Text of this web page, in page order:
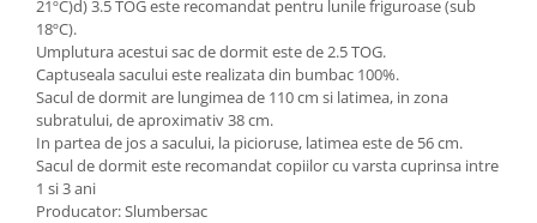
21ºC)d) 3.5 TOG este recomandat pentru lunile friguroase (sub
18ºC).
Umplutura acestui sac de dormit este de 2.5 TOG.
Captuseala sacului este realizata din bumbac 100%.
Sacul de dormit are lungimea de 110 cm si latimea, in zona
subratului, de aproximativ 38 cm.
In partea de jos a sacului, la picioruse, latimea este de 56 cm.
Sacul de dormit este recomandat copiilor cu varsta cuprinsa intre
1 si 3 ani
Producator: Slumbersac